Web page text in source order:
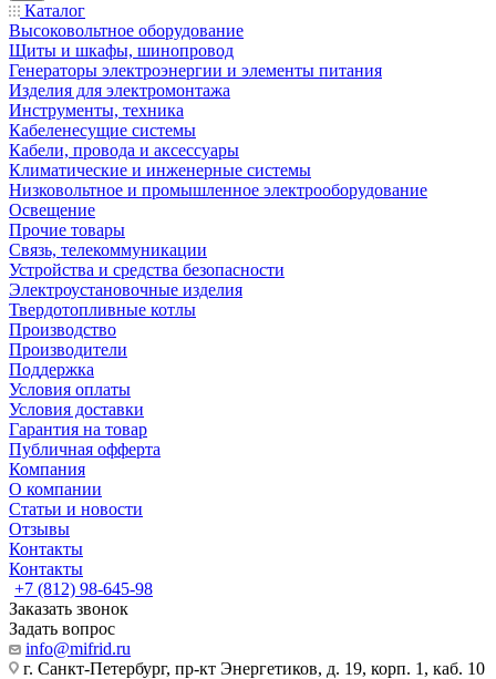
Каталог
Высоковольтное оборудование
Щиты и шкафы, шинопровод
Генераторы электроэнергии и элементы питания
Изделия для электромонтажа
Инструменты, техника
Кабеленесущие системы
Кабели, провода и аксессуары
Климатические и инженерные системы
Низковольтное и промышленное электрооборудование
Освещение
Прочие товары
Связь, телекоммуникации
Устройства и средства безопасности
Электроустановочные изделия
Твердотопливные котлы
Производство
Производители
Поддержка
Условия оплаты
Условия доставки
Гарантия на товар
Публичная офферта
Компания
О компании
Статьи и новости
Отзывы
Контакты
Контакты
+7 (812) 98-645-98
Заказать звонок
Задать вопрос
info@mifrid.ru
г. Санкт-Петербург, пр-кт Энергетиков, д. 19, корп. 1, каб. 10